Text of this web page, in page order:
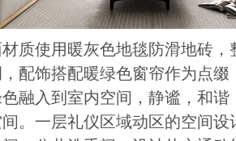
质使用暖灰色地毯防滑地砖
配饰搭配暖绿色窗帘作为点
融入到室内空间，静谧，和
。一层礼仪区域动区的空间